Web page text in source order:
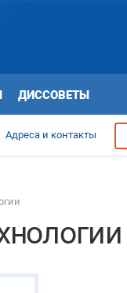
ДИССОВЕТЫ
Адреса и контакты